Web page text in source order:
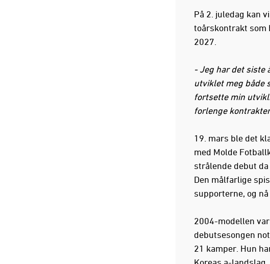
På 2. juledag kan
toårskontrakt som
2027.
- Jeg har det siste
utviklet meg både
fortsette min
forlenge
19. mars ble det
med Molde
strålende debut
Den målfarlige
supporterne, og
2004-modellen
debutsesongen
21 kamper. Hun